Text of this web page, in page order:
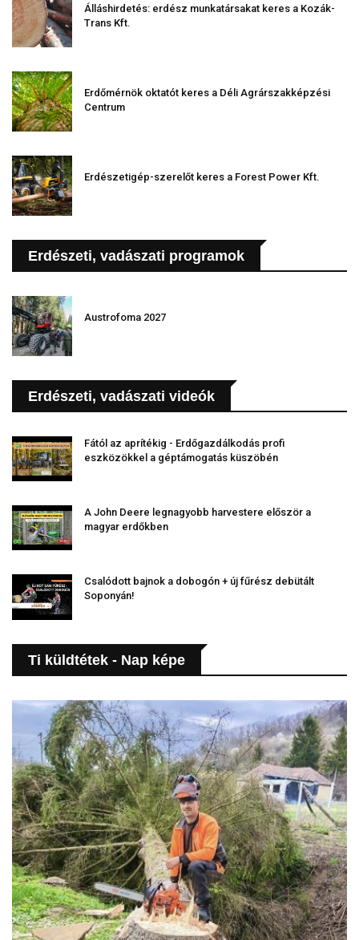
Álláshirdetés: erdész munkatársakat keres a Kozák-
Trans Kft.
Erdőmérnök oktatót keres a Déli Agrárszakképzési
Centrum
Erdészetigép-szerelőt keres a Forest Power Kft.
Erdészeti, vadászati programok
Austrofoma 2027
Erdészeti, vadászati videók
Fától az aprítékig - Erdőgazdálkodás profi
eszközökkel a géptámogatás küszöbén
A John Deere legnagyobb harvestere először a
magyar erdőkben
Csalódott bajnok a dobogón + új fűrész debütált
Soponyán!
Ti küldtétek - Nap képe